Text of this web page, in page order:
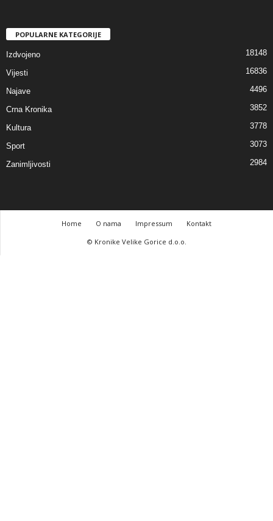
POPULARNE KATEGORIJE
Izdvojeno 18148
Vijesti 16836
Najave 4496
Crna Kronika 3852
Kultura 3778
Sport 3073
Zanimljivosti 2984
Home O nama Impressum
Kontakt
© Kronike Velike Gorice d.o.o.